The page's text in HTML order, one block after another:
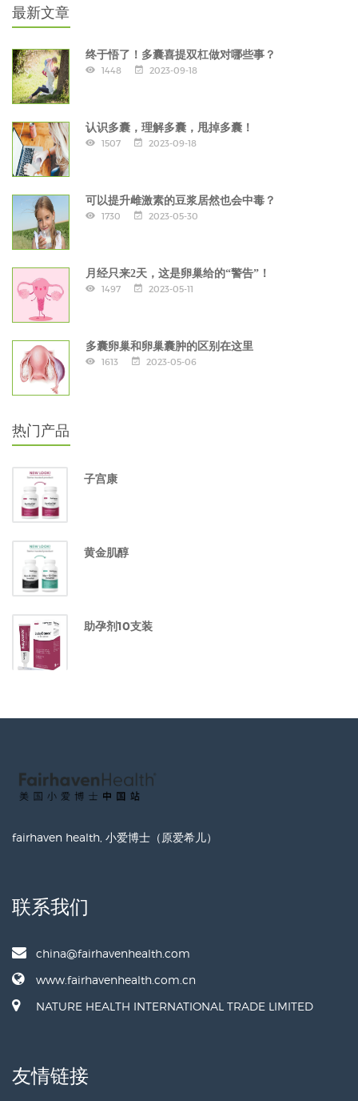
最新文章
终于悟了！多囊喜提双杠做对哪些事？
1448 2023-09-18
认识多囊，理解多囊，甩掉多囊！
1507 2023-09-18
可以提升雌激素的豆浆居然也会中毒？
1730 2023-05-30
月经只来2天，这是卵巢给的“警告”！
1497 2023-05-11
多囊卵巢和卵巢囊肿的区别在这里
1613 2023-05-06
热门产品
子宫康
黄金肌醇
助孕剂10支装
fairhaven health, 小爱博士（原爱希儿）
联系我们
china@fairhavenhealth.com
www.fairhavenhealth.com.cn
NATURE HEALTH INTERNATIONAL TRADE LIMITED
友情链接